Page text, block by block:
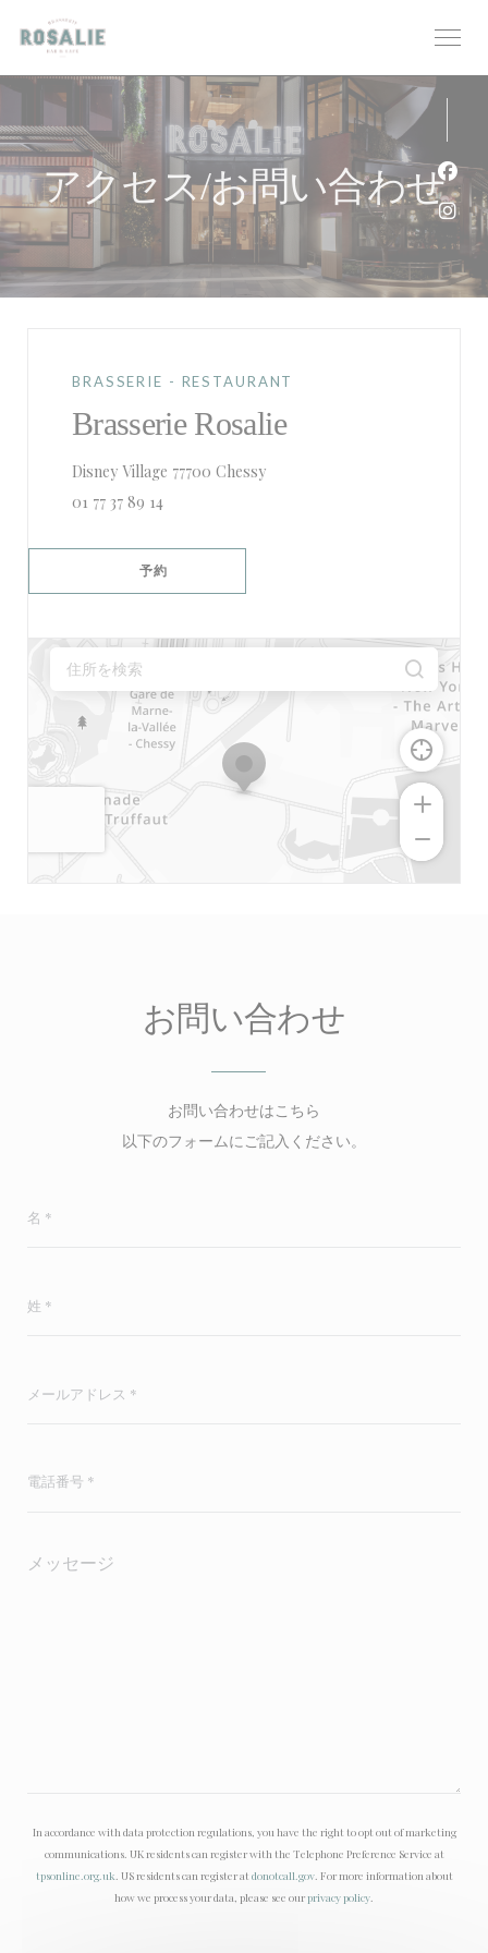
クッキー利用の管理について
アクセス/お問い合わせ
BRASSERIE - RESTAURANT
Brasserie Rosalie
Disney Village 77700 Chessy((新しいウィンドウで開きます))
01 77 37 89 14
予約
お問い合わせ
お問い合わせはこちら
以下のフォームにご記入ください。
In accordance with data protection regulations, you have the right to opt out of marketing
communications. UK residents can register with the Telephone Preference Service at
tpsonline.org.uk . US residents can register at donotcall.gov. For more information about
how we process your data, please see ourprivacy policy